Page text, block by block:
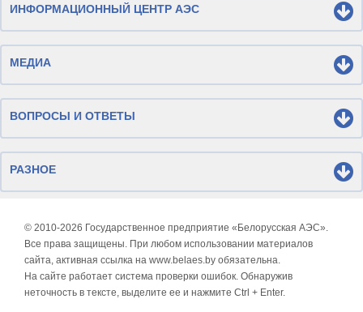
ИНФОРМАЦИОННЫЙ ЦЕНТР АЭС
МЕДИА
ВОПРОСЫ И ОТВЕТЫ
РАЗНОЕ
© 2010-2026 Государственное предприятие «Белорусская АЭС».
Все права защищены. При любом использовании материалов
сайта, активная ссылка на www.belaes.by обязательна.
На сайте работает система проверки ошибок. Обнаружив
неточность в тексте, выделите ее и нажмите Ctrl + Enter.